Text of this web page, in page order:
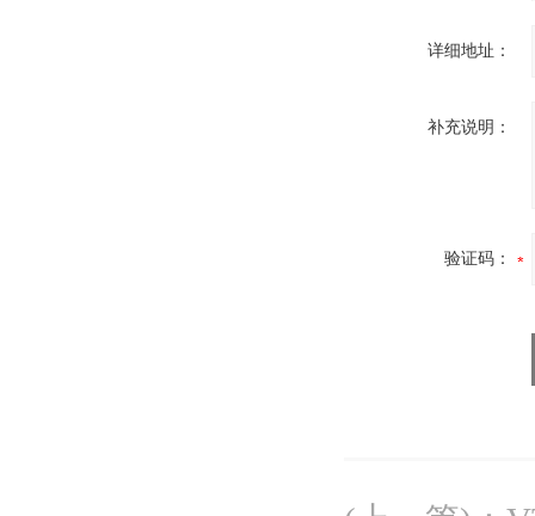
详细地址：
补充说明：
验证码：